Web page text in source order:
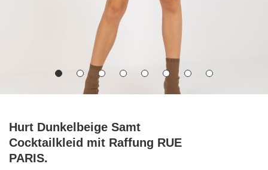
Hurt Dunkelbeige Samt
Cocktailkleid mit Raffung RUE
PARIS.